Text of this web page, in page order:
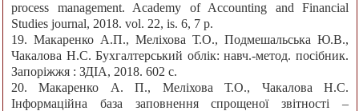
process management. Academy of Accounting and Financial
Studies journal, 2018. vol. 22, is. 6, 7 p.
19. Макаренко А.П., Меліхова Т.О., Подмешальська Ю.В.,
Чакалова Н.С. Бухгалтерський облік: навч.-метод. посібник.
Запоріжжя : ЗДІА, 2018. 602 c.
20. Макаренко А. П., Меліхова Т.О., Чакалова Н.С.
Інформаційна база заповнення спрощеної звітності –